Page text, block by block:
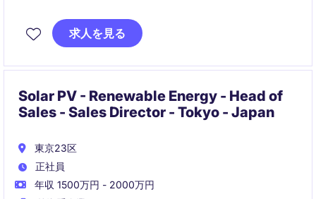
実行まで主体的にリードしていただきます。
求人を見る
Solar PV - Renewable Energy - Head of
Sales - Sales Director - Tokyo - Japan
東京23区
正社員
年収 1500万円 - 2000万円